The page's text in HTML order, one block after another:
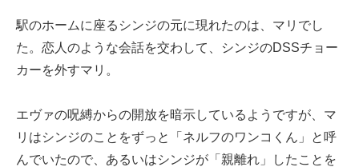
駅のホームに座るシンジの元に現れたのは、マリでし
た。恋人のような会話を交わして、シンジのDSSチョー
カーを外すマリ。
エヴァの呪縛からの開放を暗示しているようですが、マ
リはシンジのことをずっと「ネルフのワンコくん」と呼
んでいたので、あるいはシンジが「親離れ」したことを